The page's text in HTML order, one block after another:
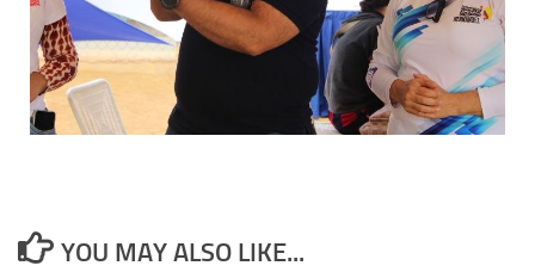
YOU MAY ALSO LIKE...